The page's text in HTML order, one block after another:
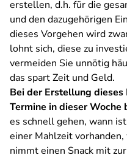
erstellen, d.h. für die
und den dazugehörigen
dieses Vorgehen wird
lohnt sich, diese zu
vermeiden Sie unnötig
das spart Zeit und Geld.
Bei der Erstellung dieses
Termine in dieser Woche
es schnell gehen, wann
einer Mahlzeit
nimmt einen Snack mit